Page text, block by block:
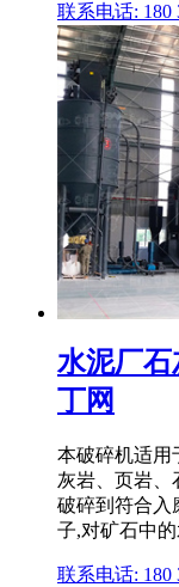
联系电话: 180
水泥厂
丁网
本破碎机适用
灰岩、页岩、
破碎到符合入
子,对矿石中
联系电话: 180